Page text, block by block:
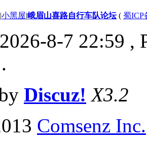
|小黑屋|峨眉山喜路自行车队论坛( 蜀ICP
8-7 22:59 ,
Discuz! X3.2
Comsenz Inc.